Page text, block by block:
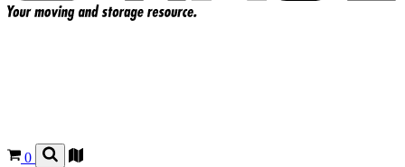
0